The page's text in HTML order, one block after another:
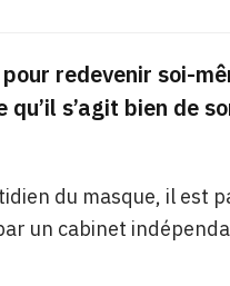
redevenir soi-
s’agit bien de
du masque, il est
un cabinet